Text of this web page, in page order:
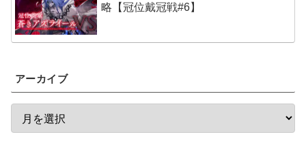
略【冠位戴冠戦#6】
アーカイブ